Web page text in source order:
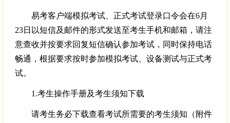
易考客户端模拟考试、正式考试登录口令会在6月
23日以短信及邮件的形式发送至考生手机和邮箱，请注
意查收并按要求回复短信确认参加考试，同时保持电话
畅通，根据要求按时参加模拟考试、设备测试与正式考
试。
1.考生操作手册及考生须知下载
请考生务必下载查看考试所需要的考生须知（附件